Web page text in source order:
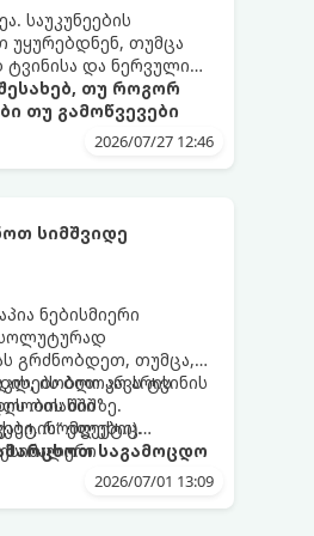
საუკუნეების
უყურებდნენ, თუმცა
და ნერვული
თუ როგორ
თუ გამოწვევები
2026/07/27 12:46
სიმშვიდე
ნებისმიერი
გრძნობდეთ, თუმცა,
ის ბლოკავს ტვინის
ოთახში
ეფექტი).
არ არის
შიშზე.
რომლებიც
საგამოცდო
2026/07/01 13:09